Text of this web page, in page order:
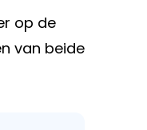
op de
van beide